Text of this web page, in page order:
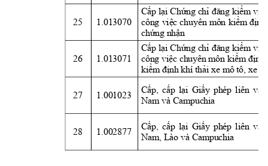
25 1.013070
Cấp lại Chứng chỉ đăng kiểm
công việc chuyên môn kiểm định
chứng nhận
26 1.013071
Cấp lại Chứng chỉ đăng kiểm
công việc chuyên môn kiểm định
kiểm định khí thải xe mô tô, xe
27 1.001023
Cấp, cấp lại Giấy phép liên vận
Nam và Campuchia
28 1.002877
Cấp, cấp lại Giấy phép liên vận
Nam, Lào và Campuchia